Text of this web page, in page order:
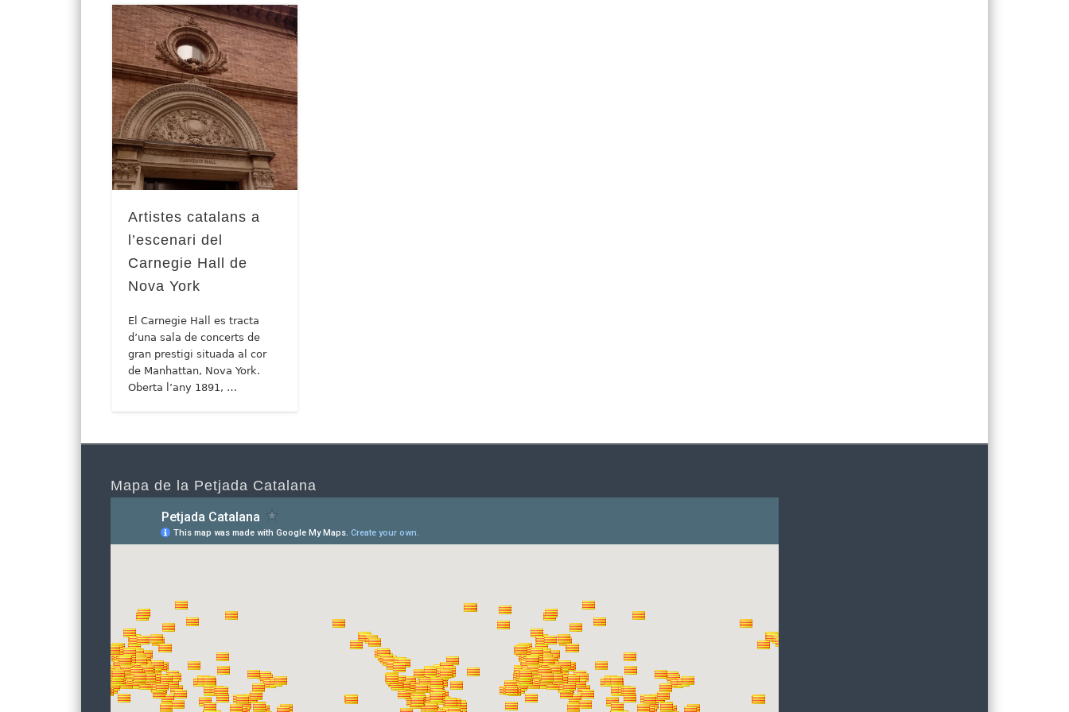
Artistes catalans a
l’escenari del
Carnegie Hall de
Nova York
El Carnegie Hall es tracta
d’una sala de concerts de
gran prestigi situada al cor
de Manhattan, Nova York.
Oberta l’any 1891, …
Mapa de la Petjada Catalana